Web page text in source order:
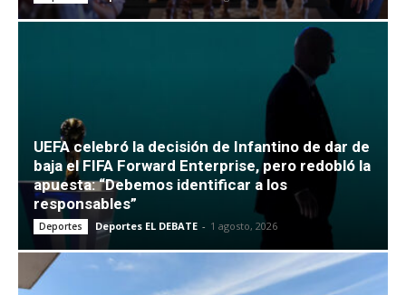
UEFA celebró la decisión de Infantino de dar de
baja el FIFA Forward Enterprise, pero redobló la
apuesta: “Debemos identificar a los
responsables”
Deportes Deportes EL DEBATE - 1 agosto, 2026